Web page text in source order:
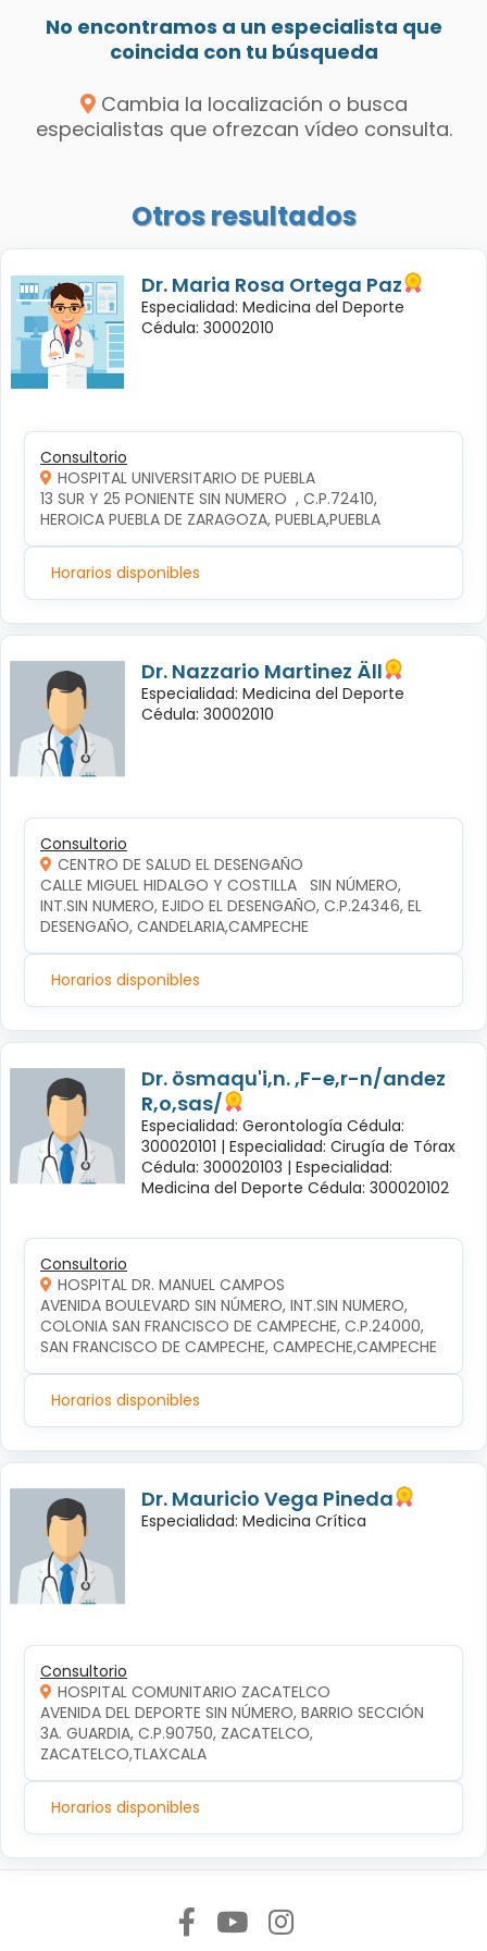
No encontramos a un especialista que
coincida con tu búsqueda
Cambia la localización o busca
especialistas que ofrezcan vídeo consulta.
Otros resultados
Dr. Maria Rosa Ortega Paz
Especialidad: Medicina del Deporte
Cédula: 30002010
Consultorio
HOSPITAL UNIVERSITARIO DE PUEBLA
13 SUR Y 25 PONIENTE SIN NUMERO  , C.P.72410,
HEROICA PUEBLA DE ZARAGOZA, PUEBLA,PUEBLA
Horarios disponibles
Dr. Nazzario Martinez Äll
Especialidad: Medicina del Deporte
Cédula: 30002010
Consultorio
CENTRO DE SALUD EL DESENGAÑO
CALLE MIGUEL HIDALGO Y COSTILLA   SIN NÚMERO,
INT.SIN NUMERO, EJIDO EL DESENGAÑO, C.P.24346, EL
DESENGAÑO, CANDELARIA,CAMPECHE
Horarios disponibles
Dr. ösmaqu'i,n. ,F-e,r-n/andez
R,o,sas/
Especialidad: Gerontología Cédula:
300020101 | Especialidad: Cirugía de Tórax
Cédula: 300020103 | Especialidad:
Medicina del Deporte Cédula: 300020102
Consultorio
HOSPITAL DR. MANUEL CAMPOS
AVENIDA BOULEVARD SIN NÚMERO, INT.SIN NUMERO,
COLONIA SAN FRANCISCO DE CAMPECHE, C.P.24000,
SAN FRANCISCO DE CAMPECHE, CAMPECHE,CAMPECHE
Horarios disponibles
Dr. Mauricio Vega Pineda
Especialidad: Medicina Crítica
Consultorio
HOSPITAL COMUNITARIO ZACATELCO
AVENIDA DEL DEPORTE SIN NÚMERO, BARRIO SECCIÓN
3A. GUARDIA, C.P.90750, ZACATELCO,
ZACATELCO,TLAXCALA
Horarios disponibles